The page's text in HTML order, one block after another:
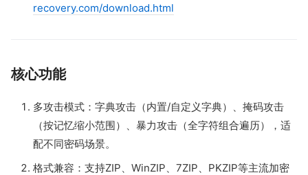
recovery.com/download.html
核心功能
多攻击模式：字典攻击（内置/自定义字典）、掩码攻击
（按记忆缩小范围）、暴力攻击（全字符组合遍历），适
配不同密码场景。
格式兼容：支持ZIP、WinZIP、7ZIP、PKZIP等主流加密